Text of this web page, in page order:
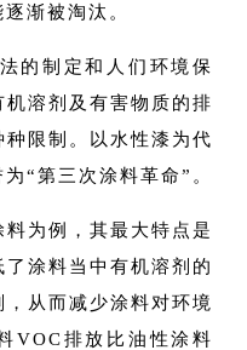
渐被淘汰。
的制定和人们环境保
溶剂及有害物质的排
限制。以水性漆为代
“第三次涂料革命”。
为例，其最大特点是
涂料当中有机溶剂的
从而减少涂料对环境
VOC排放比油性涂料